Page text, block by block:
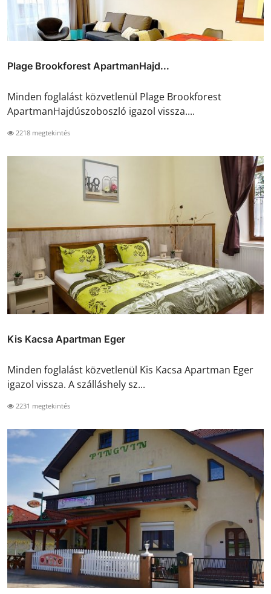
Plage Brookforest ApartmanHajd...
Minden foglalást közvetlenül Plage Brookforest
ApartmanHajdúszoboszló igazol vissza....
2218 megtekintés
Kis Kacsa Apartman Eger
Minden foglalást közvetlenül Kis Kacsa Apartman Eger
igazol vissza. A szálláshely sz...
2231 megtekintés